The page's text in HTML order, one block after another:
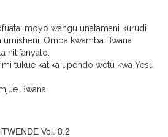
moyo wangu unatamani kurudi
Omba kwamba Bwana
nilifanyalo.
tukue katika upendo wetu kwa Yesu
Bwana.
Vol. 8.2